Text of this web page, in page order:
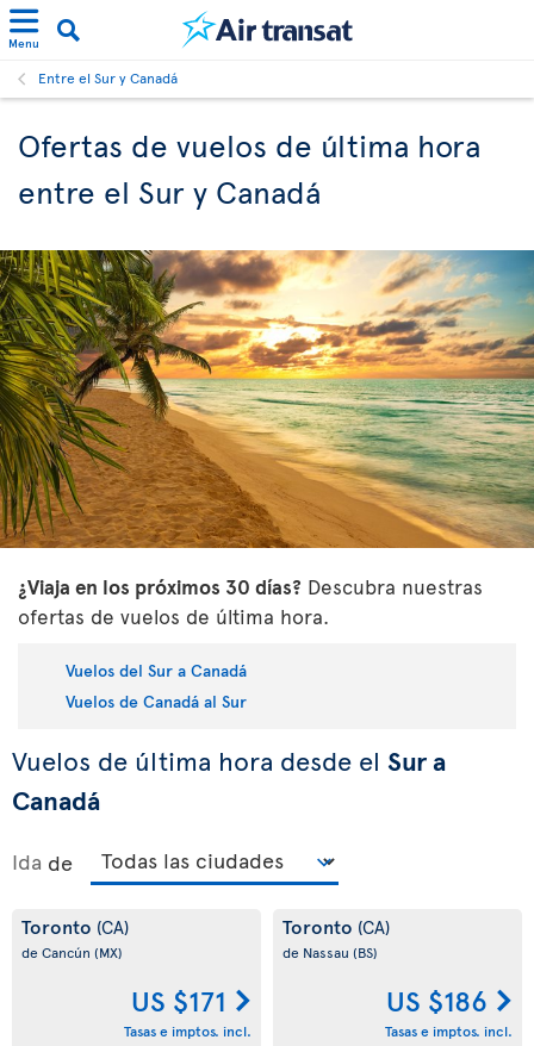
Menu
Entre el Sur y Canadá
Ofertas de vuelos de última hora
entre el Sur y Canadá
¿Viaja en los próximos 30 días? Descubra nuestras
ofertas de vuelos de última hora.
Vuelos del Sur a Canadá
Vuelos de Canadá al Sur
Vuelos de última hora desde el Sur a
Canadá
Ida de
Toronto (CA)
de Cancún (MX)
US $171
Tasas e imptos. incl.
Toronto (CA)
de Nassau (BS)
US $186
Tasas e imptos. incl.